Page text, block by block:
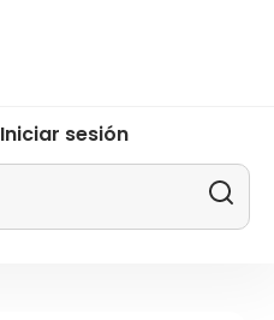
Iniciar sesión